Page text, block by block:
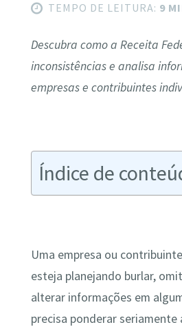
TEMPO DE LEITURA: 9
Descubra como a Receita
inconsistências e analisa
empresas e contribuintes
Índice de
Uma empresa ou
esteja planejando burlar,
alterar informações em
precisa ponderar seriamente